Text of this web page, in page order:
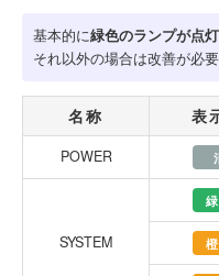
基本的に緑色のランプが点灯
それ以外の場合は改善が必要
名称 表
POWER
SYSTEM